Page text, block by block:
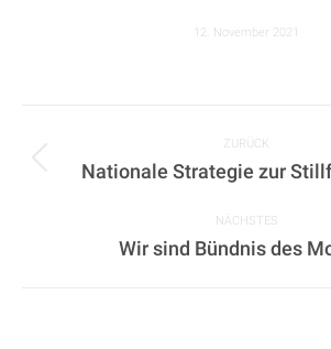
12. November 2021
ZURÜCK
Vorheriger
Nationale Strategie zur
NÄCHSTES
Nächster
Wir sind Bündnis des